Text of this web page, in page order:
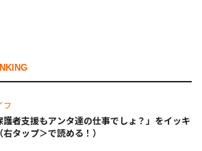
フ
護者支援もアンタ達の仕事でしょ？」をイッキ
タップ＞で読める！）